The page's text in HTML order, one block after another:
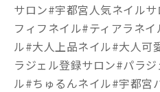
サロン#宇都宮人気ネイル
フィフネイル#ティアラネ
ル#大人上品ネイル#大人可
ラジェル登録サロン#パラ
ル#ちゅるんネイル#宇都宮